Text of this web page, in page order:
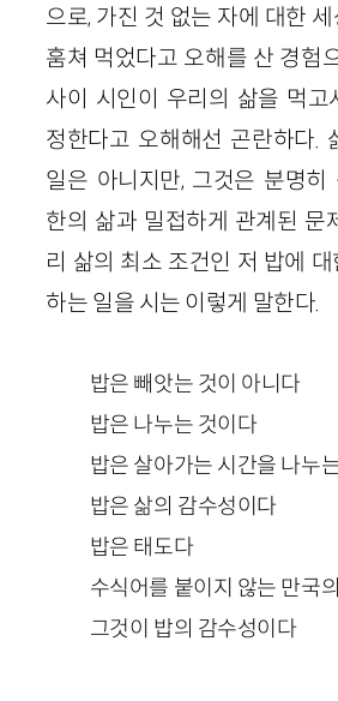
으로, 가진 것 없는 자에 대한
훔쳐 먹었다고 오해를 산 경험
사이 시인이 우리의 삶을 먹고
정한다고 오해해선 곤란하다.
일은 아니지만, 그것은 분명히
한의 삶과 밀접하게 관계된 문
리 삶의 최소 조건인 저 밥에
하는 일을 시는 이렇게 말한다.
밥은 빼앗는 것이 아니다
밥은 나누는 것이다
밥은 살아가는 시간을 나누
밥은 삶의 감수성이다
밥은 태도다
수식어를 붙이지 않는 만국
그것이 밥의 감수성이다